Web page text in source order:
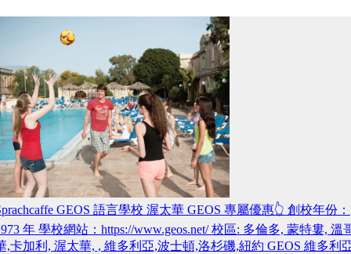
GEOS 語言學校 渥太華 GEOS 專屬優惠👆 創校年份：
年 學校網站：https://www.geos.net/ 校區: 多倫多, 蒙特婁, 溫
,卡加利, 渥太華, , 維多利亞,波士頓,洛杉磯,紐約 GEOS 維多利